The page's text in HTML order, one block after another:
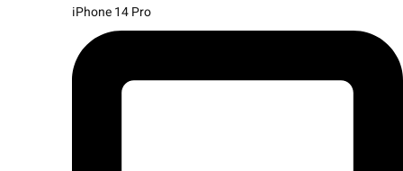
iPhone 14 Pro